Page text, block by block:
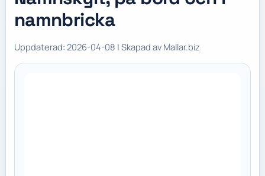
namnbricka
Uppdaterad: 2026-04-08 | Skapad av Mallar.biz